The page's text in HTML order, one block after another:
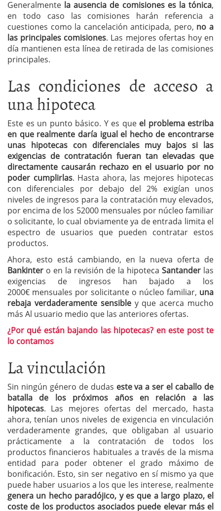
Generalmente la ausencia de comisiones es la tónica,
en todo caso las comisiones harán referencia a
cuestiones como la cancelación anticipada, pero, no a
las principales comisiones. Las mejores ofertas hoy en
día mantienen esta línea de retirada de las comisiones
principales.
Las condiciones de acceso a
una hipoteca
Este es un punto básico. Y es que el problema estriba
en que realmente daría igual el hecho de encontrarse
unas hipotecas con diferenciales muy bajos si las
exigencias de contratación fueran tan elevadas que
directamente causarán rechazo en el usuario por no
poder cumplirlas. Hasta ahora, las mejores hipotecas
con diferenciales por debajo del 2% exigían unos
niveles de ingresos para la contratación muy elevados,
por encima de los 52000 mensuales por núcleo familiar
o solicitante, lo cual obviamente ya de entrada limita el
espectro de usuarios que pueden contratar estos
productos.
Ahora, esto está cambiando, en la nueva oferta de
Bankinter o en la revisión de la hipoteca Santander las
exigencias de ingresos han bajado a los
2000€ mensuales por solicitante o núcleo familiar, una
rebaja verdaderamente sensibley que acerca mucho
más Al usuario medio que las anteriores ofertas.
¿Por qué están bajando las hipotecas? en este post te
lo contamos
La vinculación
Sin ningún género de dudas este va a ser el caballo de
batalla de los próximos años en relación a las
hipotecas. Las mejores ofertas del mercado, hasta
ahora, tenían unos niveles de exigencia en vinculación
verdaderamente grandes, que obligaban al usuario
prácticamente a la contratación de todos los
productos financieros habituales a través de la misma
entidad para poder obtener el grado máximo de
bonificación. Esto, sin ser negativo en sí mismo ya que
puede haber usuarios a los que les interese, realmente
genera un hecho paradójico, y es que a largo plazo, el
coste de los productos asociados puede elevar más el